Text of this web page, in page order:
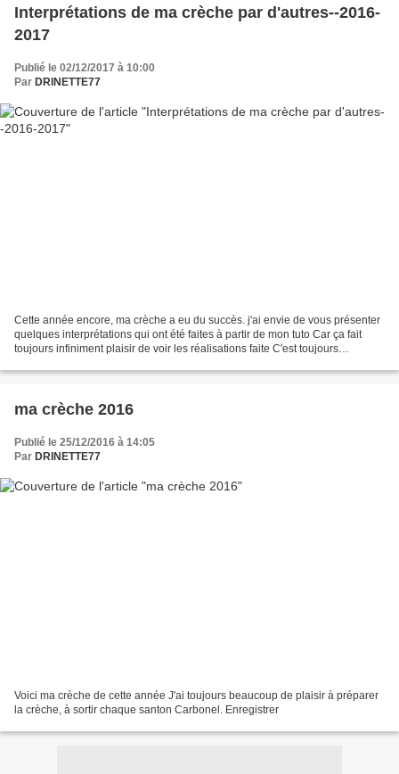
Interprétations de ma crèche par d'autres--2016-
2017
Publié le 02/12/2017 à 10:00
Par DRINETTE77
Cette année encore, ma crèche a eu du succès. j'ai envie de vous présenter
quelques interprétations qui ont été faites à partir de mon tuto Car ça fait
toujours infiniment plaisir de voir les réalisations faite C'est toujours
ma crèche 2016
Publié le 25/12/2016 à 14:05
Par DRINETTE77
Voici ma crèche de cette année J'ai toujours beaucoup de plaisir à préparer
la crèche, à sortir chaque santon Carbonel. Enregistrer